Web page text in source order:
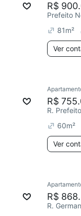
R$
Prefeito
81m²
Ver
Chegou
R$
R.
60m²
Ver
Chegou
R$
R.